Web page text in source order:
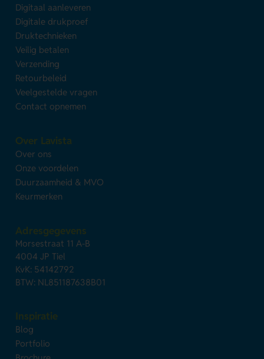
Digitaal aanleveren
Digitale drukproef
Druktechnieken
Veilig betalen
Verzending
Retourbeleid
Veelgestelde vragen
Contact opnemen
Over Lavista
Over ons
Onze voordelen
Duurzaamheid & MVO
Keurmerken
Adresgegevens
Morsestraat 11 A-B
4004 JP Tiel
KvK: 54142792
BTW: NL851187638B01
Inspiratie
Blog
Portfolio